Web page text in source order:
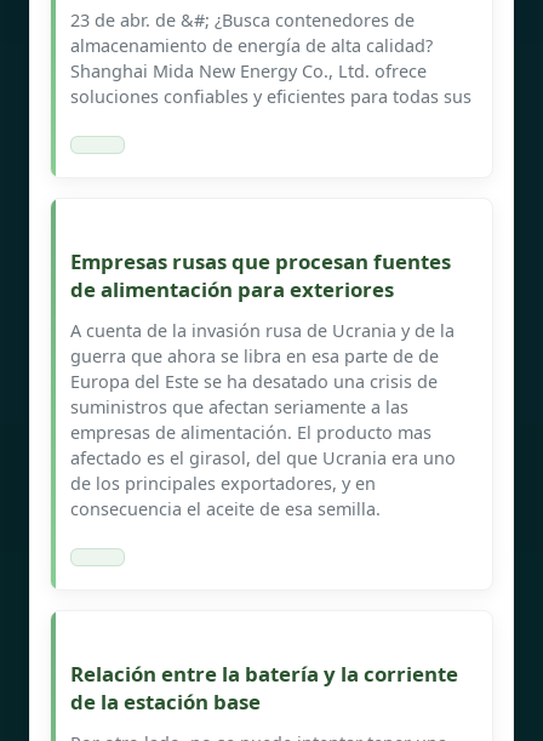
23 de abr. de &#; ¿Busca contenedores de
almacenamiento de energía de alta calidad?
Shanghai Mida New Energy Co., Ltd. ofrece
soluciones confiables y eficientes para todas sus
Empresas rusas que procesan fuentes
de alimentación para exteriores
A cuenta de la invasión rusa de Ucrania y de la
guerra que ahora se libra en esa parte de de
Europa del Este se ha desatado una crisis de
suministros que afectan seriamente a las
empresas de alimentación. El producto mas
afectado es el girasol, del que Ucrania era uno
de los principales exportadores, y en
consecuencia el aceite de esa semilla.
Relación entre la batería y la corriente
de la estación base